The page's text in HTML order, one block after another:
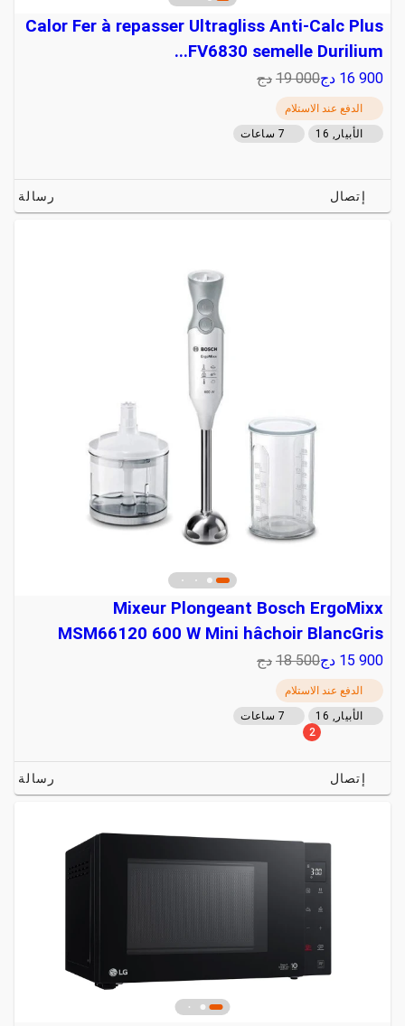
Calor Fer à repasser Ultragliss Anti-Calc Plus
FV6830 semelle Durilium...
16 900 دج19 000 دج
الدفع عند الاستلام
الأبيار, 16
7 ساعات
إتصال رسالة
Mixeur Plongeant Bosch ErgoMixx
MSM66120 600 W Mini hâchoir BlancGris
15 900 دج18 500 دج
الدفع عند الاستلام
الأبيار, 16
7 ساعات
2
إتصال رسالة